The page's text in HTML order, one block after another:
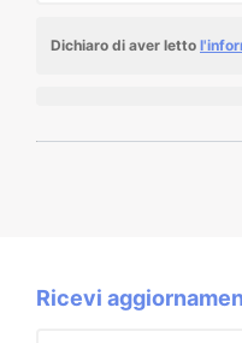
Dichiaro di aver letto
Ricevi